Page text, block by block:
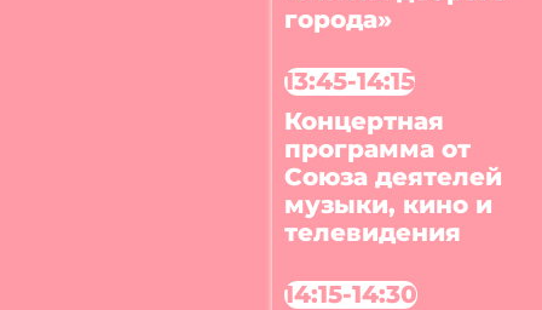
города»
13:45-14:15
Концертная
программа от
Союза деятелей
музыки, кино и
телевидения
14:15-14:30